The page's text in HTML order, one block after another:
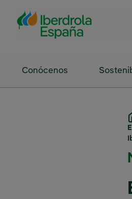
Saltar al contenido principal
Conócenos